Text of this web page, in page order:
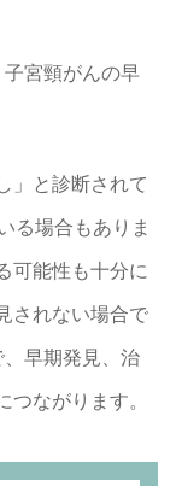
宮頸がんの早
」と診断されて
る場合もありま
可能性も十分に
されない場合で
早期発見、治
ながります。